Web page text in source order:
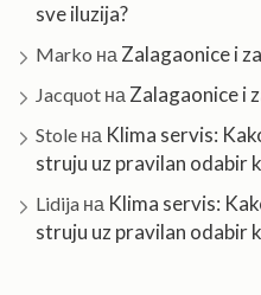
sve iluzija?
Marko на Zalagaonice i
Jacquot на Zalagaonice i
Stole на Klima servis:
struju uz pravilan odabir
Lidija на Klima servis:
struju uz pravilan odabir